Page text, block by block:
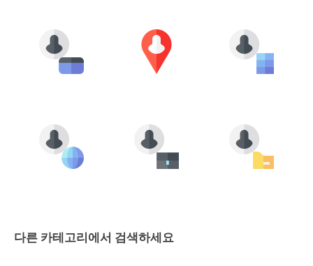
다른 카테고리에서 검색하세요